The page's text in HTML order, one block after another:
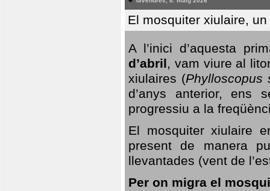
El mosquiter xiulaire,
A l’inici d’aquesta
d’abril, vam viure al
xiulaires (Phylloscopus
d’anys anterior, ens
progressiu a la
El mosquiter xiulaire
present de manera
llevantades (vent de
Per on migra el